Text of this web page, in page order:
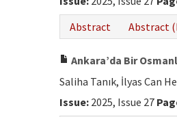
Abstract
Abstract
Ankara’da Bir
Saliha Tanık, İlyas Can
Issue: 2025, Issue 27